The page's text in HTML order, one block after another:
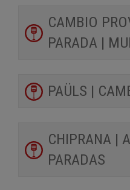
CAMBIO
PARADA |
PAÜLS |
CHIPRANA |
PARADAS